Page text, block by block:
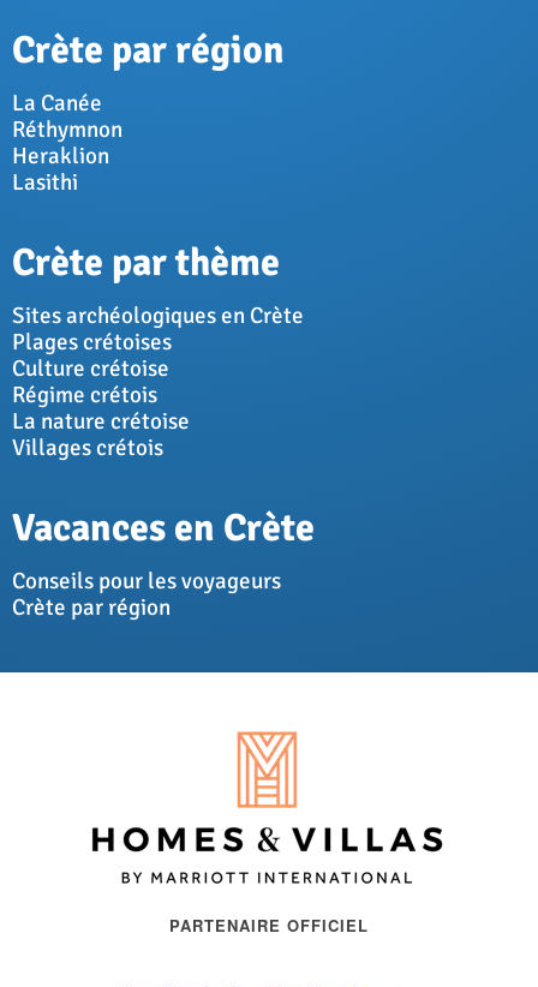
Crète par région
La Canée
Réthymnon
Heraklion
Lasithi
Crète par thème
Sites archéologiques en Crète
Plages crétoises
Culture crétoise
Régime crétois
La nature crétoise
Villages crétois
Vacances en Crète
Conseils pour les voyageurs
Crète par région
PARTENAIRE OFFICIEL